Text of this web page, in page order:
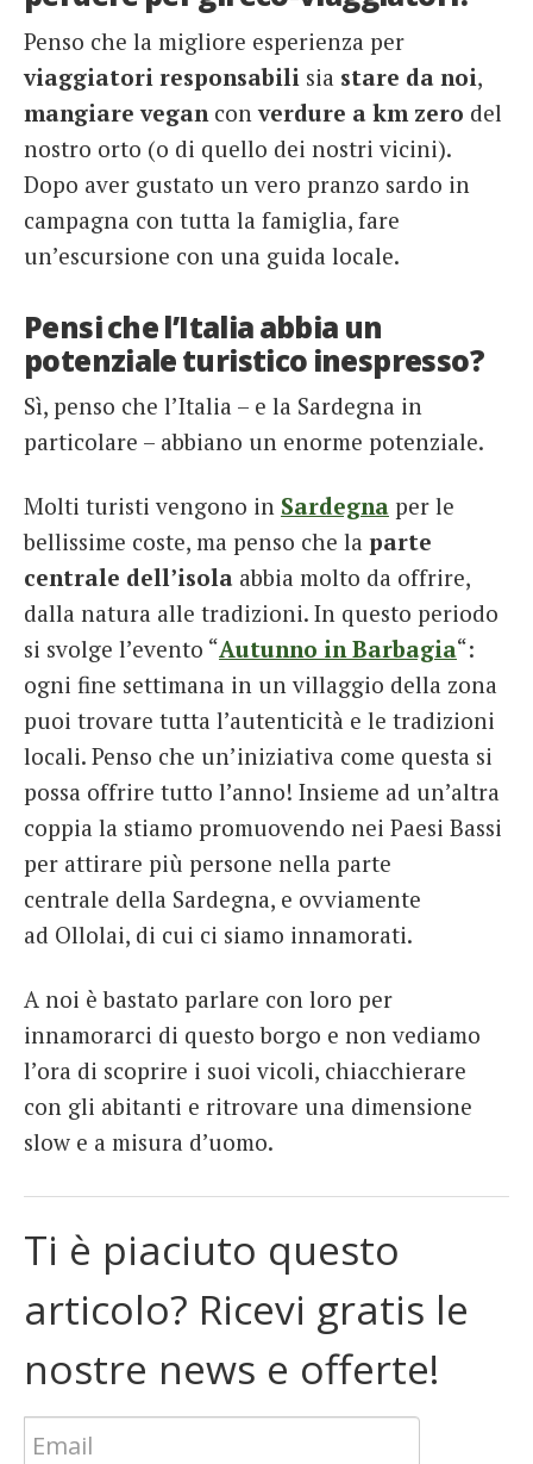
Penso che la migliore esperienza per
viaggiatori responsabili sia stare da noi,
mangiare vegan converdure a km zero del
nostro orto (o di quello dei nostri vicini).
Dopo aver gustato un vero pranzo sardo in
campagna con tutta la famiglia, fare
un’escursione con una guida locale.
Pensi che l’Italia abbia un
potenziale turistico inespresso?
Sì, penso che l’Italia – e la Sardegna in
particolare – abbiano un enorme potenziale.
Molti turisti vengono in Sardegna per le
bellissime coste, ma penso che la parte
centrale dell’isola abbia molto da offrire,
dalla natura alle tradizioni. In questo periodo
si svolge l’evento “Autunno in Barbagia“:
ogni fine settimana in un villaggio della zona
puoi trovare tutta l’autenticità e le tradizioni
locali. Penso che un’iniziativa come questa si
possa offrire tutto l’anno! Insieme ad un’altra
coppia la stiamo promuovendo nei Paesi Bassi
per attirare più persone nella parte
centrale della Sardegna, e ovviamente
ad Ollolai, di cui ci siamo innamorati.
A noi è bastato parlare con loro per
innamorarci di questo borgo e non vediamo
l’ora di scoprire i suoi vicoli, chiacchierare
con gli abitanti e ritrovare una dimensione
slow e a misura d’uomo.
Ti è piaciuto questo
articolo? Ricevi gratis le
nostre news e offerte!